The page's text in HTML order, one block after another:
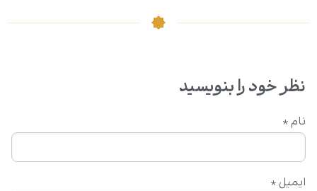
نظر خود را بنویسید
نام *
ایمیل *